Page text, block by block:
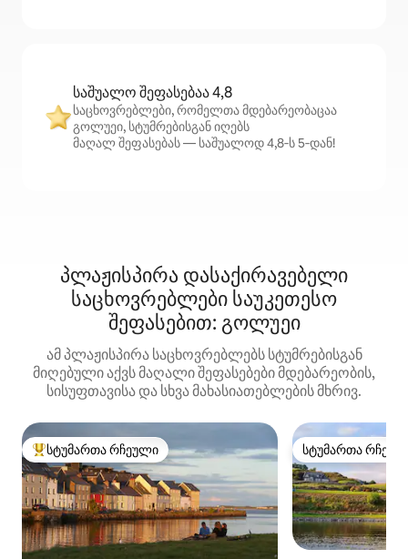
საშუალო შეფასებაა 4,8
საცხოვრებლები, რომელთა მდებარეობაცაა
გოლუეი, სტუმრებისგან იღებს
მაღალ შეფასებას — საშუალოდ 4,8‑ს 5‑დან!
პლაჟისპირა დასაქირავებელი
საცხოვრებლები საუკეთესო
შეფასებით: გოლუეი
ამ პლაჟისპირა საცხოვრებლებს სტუმრებისგან
მიღებული აქვს მაღალი შეფასებები მდებარეობის,
სისუფთავისა და სხვა მახასიათებლების მხრივ.
სტუმართა რჩეული მოწინავე ვარიანტი
სტუმართა რჩეული სტუმართა
სტუმართა